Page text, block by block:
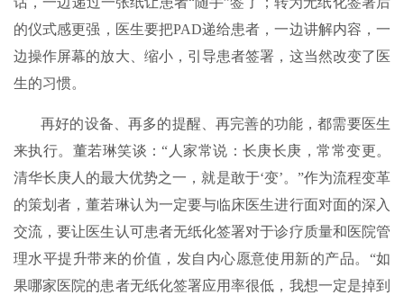
的仪式感更强，医生要把PAD递给患者，一边讲解内容，一
边操作屏幕的放大、缩小，引导患者签署，这当然改变了医
生的习惯。
再好的设备、再多的提醒、再完善的功能，都需要医生
来执行。董若琳笑谈：“人家常说：长庚长庚，常常变更。
清华长庚人的最大优势之一，就是敢于‘变’。”作为流程变革
的策划者，董若琳认为一定要与临床医生进行面对面的深入
交流，要让医生认可患者无纸化签署对于诊疗质量和医院管
理水平提升带来的价值，发自内心愿意使用新的产品。“如
果哪家医院的患者无纸化签署应用率很低，我想一定是掉到